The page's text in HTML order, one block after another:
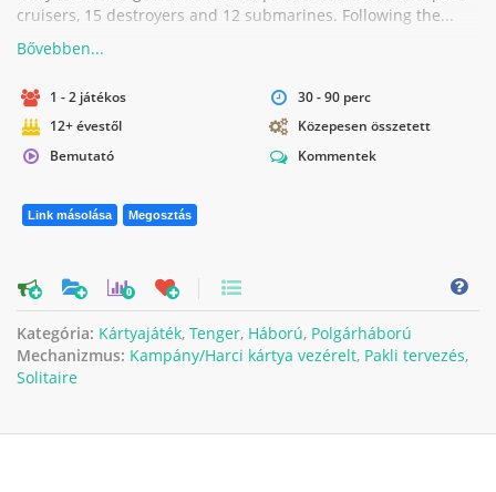
cruisers, 15 destroyers and 12 submarines. Following the...
1 - 2 játékos
30 - 90 perc
12+ évestől
Közepesen összetett
Bemutató
Kommentek
Link másolása Megosztás
0
Kategória: Kártyajáték, Tenger, Háború, Polgárháború
Mechanizmus: Kampány/Harci kártya vezérelt, Pakli tervezés,
Solitaire